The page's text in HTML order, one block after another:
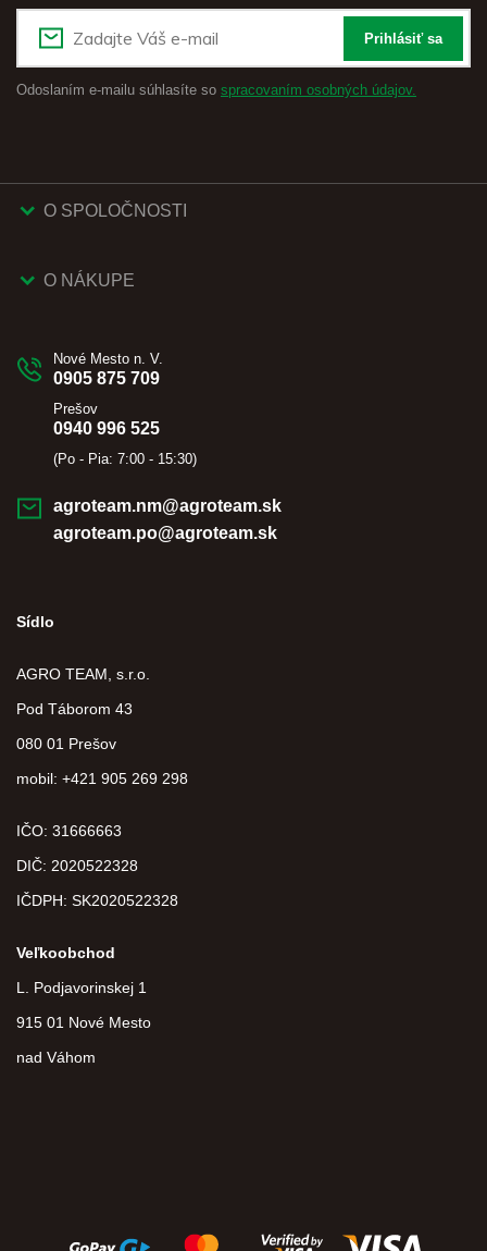
Prihlásiť sa
Odoslaním e-mailu súhlasíte so spracovaním osobných údajov.
O SPOLOČNOSTI
O NÁKUPE
Nové Mesto n. V.
0905 875 709
Prešov
0940 996 525
(Po - Pia: 7:00 - 15:30)
agroteam.nm@agroteam.sk
agroteam.po@agroteam.sk
Sídlo
AGRO TEAM, s.r.o.
Pod Táborom 43
080 01 Prešov
mobil: +421 905 269 298
IČO: 31666663
DIČ: 2020522328
IČDPH: SK2020522328
Veľkoobchod
L. Podjavorinskej 1
915 01 Nové Mesto
nad Váhom